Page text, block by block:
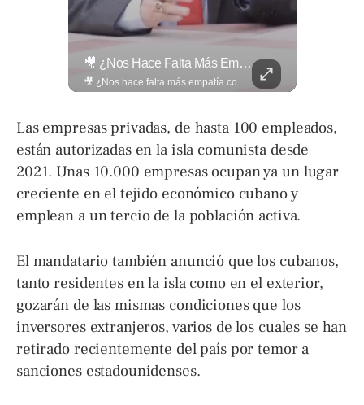
🎥 ¿Nos Hace Falta Más Empatía Como Sociedad?
🎥 ¿Nos hace falta más empatía como sociedad? El abogado Jaime Ramírez Ortega comparte una reflexión sobre la importancia de ser más empáticos con quienes atraviesan momentos difíciles y cómo pequeñas acciones pueden marcar una gran diferencia en la vida de otras personas. Lee más ➡️ eldiariodehoy.com
Las empresas privadas, de hasta 100 empleados,
están autorizadas en la isla comunista desde
2021. Unas 10.000 empresas ocupan ya un lugar
creciente en el tejido económico cubano y
emplean a un tercio de la población activa.
El mandatario también anunció que los cubanos,
tanto residentes en la isla como en el exterior,
gozarán de las mismas condiciones que los
inversores extranjeros, varios de los cuales se han
retirado recientemente del país por temor a
sanciones estadounidenses.